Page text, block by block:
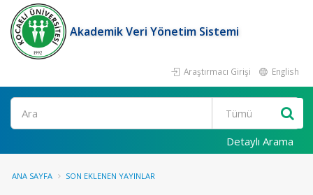
Akademik Veri Yönetim Sistemi
Araştırmacı Girişi English
Ara
Detaylı Arama
ANA SAYFA SON EKLENEN YAYINLAR